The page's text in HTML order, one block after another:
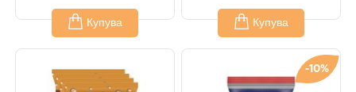
Купува Купува
-10%